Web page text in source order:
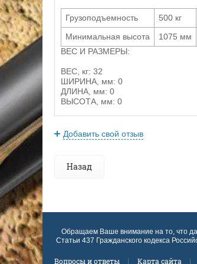
Грузоподъемность 500 кг
Минимальная высота
1075 мм
ВЕС И РАЗМЕРЫ:
ВЕС, кг: 32
ШИРИНА, мм: 0
ДЛИНА, мм: 0
ВЫСОТА, мм: 0
Добавить свой отзыв
Назад
Обращаем Ваше внимание на то, что
Статьи 437 Гражданского кодекса
Вопросы и ответы Карта сайта